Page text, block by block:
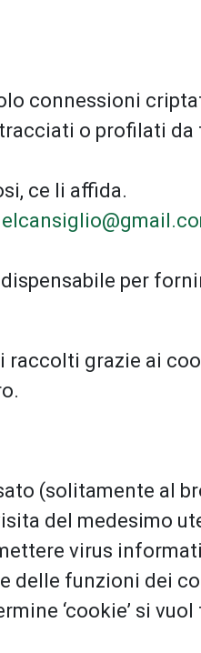
connessioni
o profilati da
ce li affida.
per
grazie ai
(solitamente al
del medesimo
virus
delle funzioni dei
‘cookie’ si